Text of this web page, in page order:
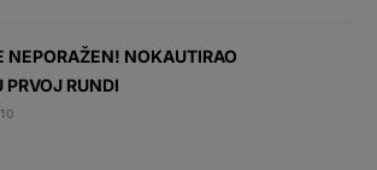
NEPORAŽEN! NOKAUTIRAO
RUNDI